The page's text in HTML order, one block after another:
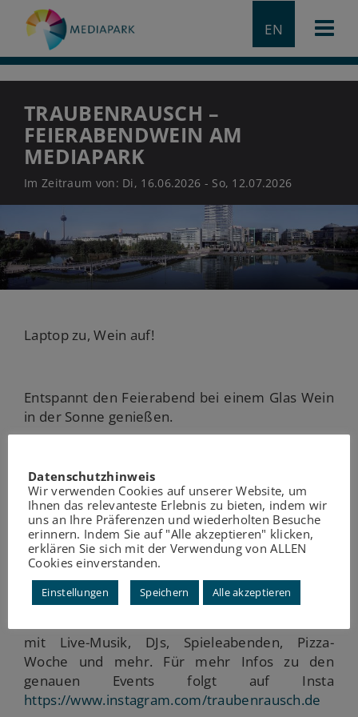
EN
TRAUBENRAUSCH –
FEIERABENDWEIN AM
MEDIAPARK
Im Zeitraum von: Di, 16.06.2026 - So, 12.07.2026
Laptop zu, Wein auf!
Entspannt den Feierabend bei einem Glas Wein
in der Sonne genießen.
16.06.26 bis 12.07.26 Immer dienstags bis
freitags
17 bis 22 Uhr
Im MediaPark, Terrasse am See, 50670 Köln
mit Live-Musik, DJs, Spieleabenden, Pizza-
Woche und mehr. Für mehr Infos zu den
genauen Events folgt auf Insta
https://www.instagram.com/traubenrausch.de
Datenschutzhinweis
Wir verwenden Cookies auf unserer Website, um
Ihnen das relevanteste Erlebnis zu bieten, indem wir
uns an Ihre Präferenzen und wiederholten Besuche
erinnern. Indem Sie auf "Alle akzeptieren" klicken,
erklären Sie sich mit der Verwendung von ALLEN
Cookies einverstanden.
Einstellungen Speichern Alle akzeptieren